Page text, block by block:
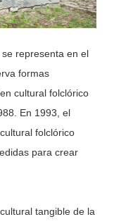
se representa en el
formas
cultural folclórico
En 1993, el
folclórico
para crear
tangible de la